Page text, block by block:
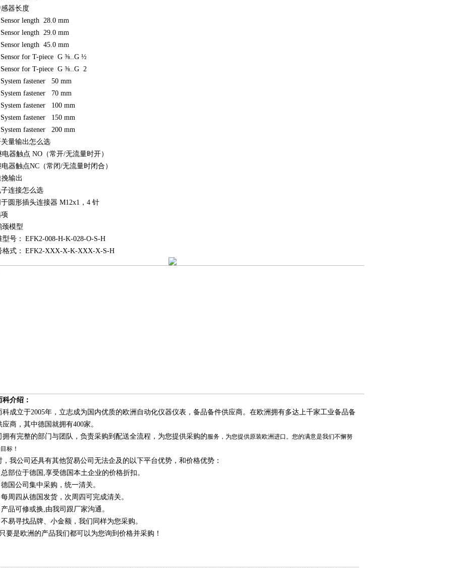
器长度
Sensor length 28.0 mm
Sensor length 29.0 mm
Sensor length 45.0 mm
Sensor for T-piece G ⅜..G ½
Sensor for T-piece G ⅜..G 2
System fastener 50 mm
System fastener 70 mm
System fastener 100 mm
System fastener 150 mm
System fastener 200 mm
量输出怎么选
电器触点 NO（常开/无流量时开）
电器触点NC（常闭/无流量时闭合）
挽输出
连接怎么选
于圆形插头连接器 M12x1，4 针
颈模型
号：
EFK2-008-H-K-028-O-S-H
式：
EFK2-XXX-X-K-XXX-X-S-H
科介绍：
科成立于2005年，立志成为国内优质的欧洲自动化仪器仪表，备品备件供应商。在欧洲拥有多达上千家工业备品备
应商，其中德国就拥有400家。
拥有完整的部门与团队，负责采购到配送全流程，为您提供采购的服务，为您提供原装欧洲进口。您的满意是我们不懈努
标！
，我公司还具有其他贸易公司无法企及的以下平台优势，和价格优势：
总部位于德国,享受德国本土企业的价格折扣。
国公司集中采购，统一清关。
周四从德国发货，次周四可完成清关。
品可修或换,由我司跟厂家沟通。
易寻找品牌、小金额，我们同样为您采购。
要是欧洲的产品我们都可以为您询到价格并采购！